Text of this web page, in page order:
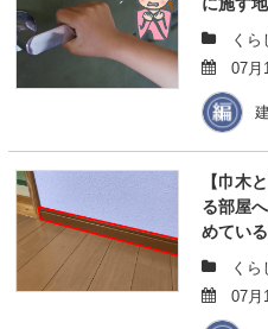
くら
07月
【巾木
る部屋
めてい
くら
07月